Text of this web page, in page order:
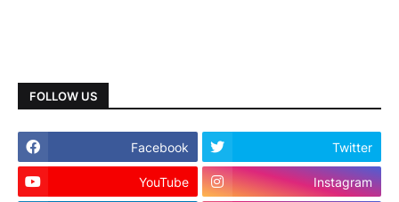
FOLLOW US
Facebook Twitter
YouTube Instagram